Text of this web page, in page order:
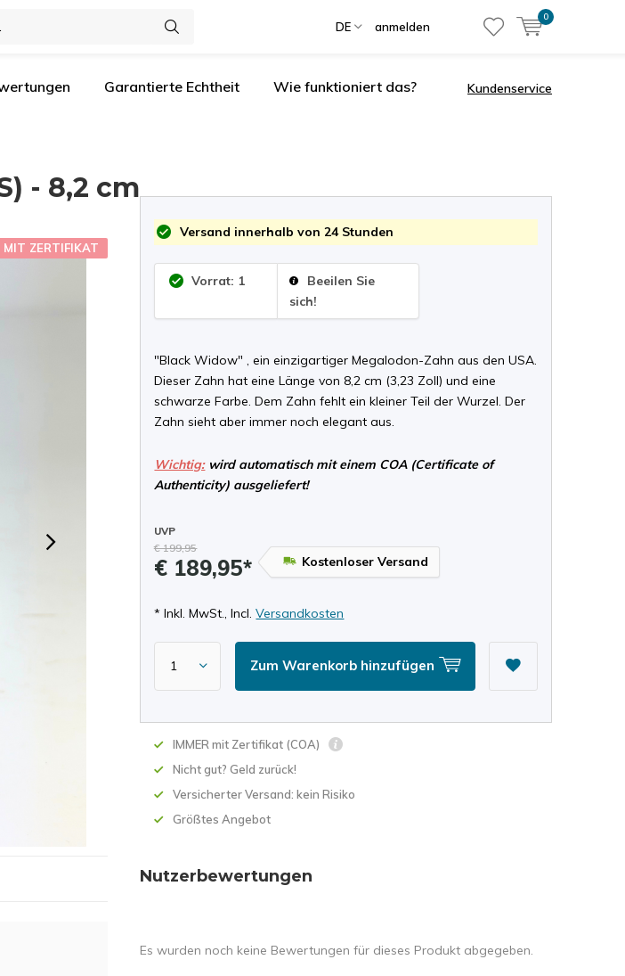
DE anmelden
0
Garantierte Echtheit Wie funktioniert das? Kundenservice
- 8,2 cm
MIT ZERTIFIKAT
Versand innerhalb von 24 Stunden
Vorrat: 1
Beeilen Sie
sich!
"Black Widow" , ein einzigartiger Megalodon-Zahn aus den USA.
Dieser Zahn hat eine Länge von 8,2 cm (3,23 Zoll) und eine
schwarze Farbe. Dem Zahn fehlt ein kleiner Teil der Wurzel. Der
Zahn sieht aber immer noch elegant aus.
Wichtig:wird automatisch mit einem COA (Certificate of
Authenticity) ausgeliefert!
UVP
€ 199,95
€ 189,95* Kostenloser Versand
* Inkl. MwSt., Incl.Versandkosten
Zum Warenkorb hinzufügen
IMMER mit Zertifikat (COA)
Nicht gut? Geld zurück!
Versicherter Versand: kein Risiko
Größtes Angebot
Nutzerbewertungen
Es wurden noch keine Bewertungen für dieses Produkt abgegeben.